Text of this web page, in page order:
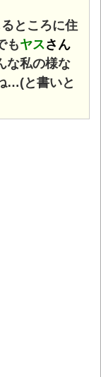
ところに住
もヤスさん
な私の様な
…(と書いと